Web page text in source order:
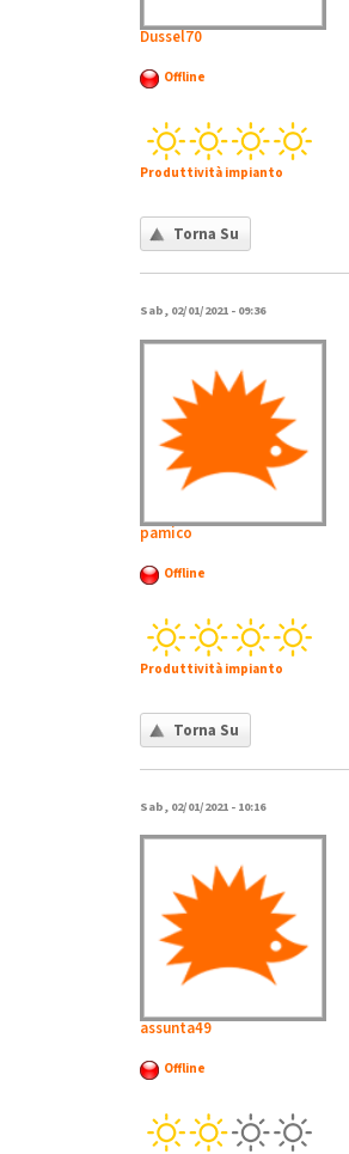
Dussel70
Offline
Produttività impianto
Torna Su
Sab, 02/01/2021 - 09:36
pamico
Offline
Produttività impianto
Torna Su
Sab, 02/01/2021 - 10:16
assunta49
Offline